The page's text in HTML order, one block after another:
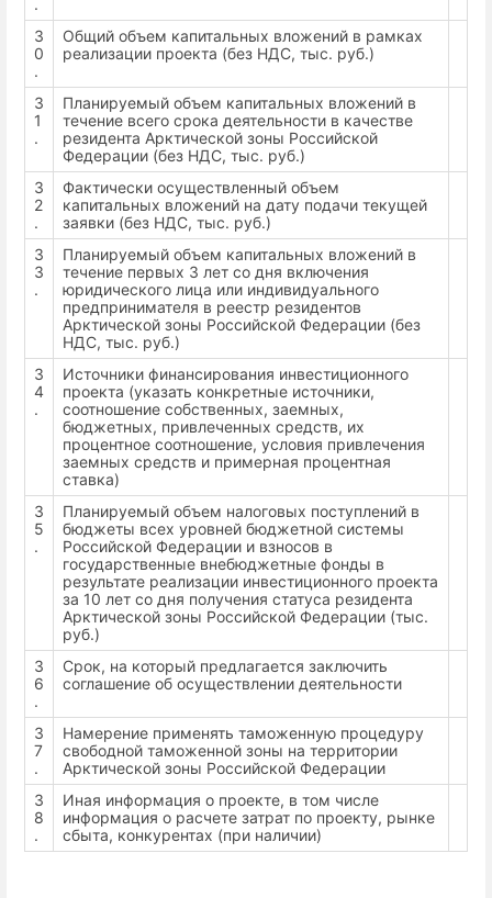
.
3
0
.
Общий объем капитальных вложений в рамках
реализации проекта (без НДС, тыс. руб.)
3
1
.
Планируемый объем капитальных вложений в
течение всего срока деятельности в качестве
резидента Арктической зоны Российской
Федерации (без НДС, тыс. руб.)
3
2
.
Фактически осуществленный объем
капитальных вложений на дату подачи текущей
заявки (без НДС, тыс. руб.)
3
3
.
Планируемый объем капитальных вложений в
течение первых 3 лет со дня включения
юридического лица или индивидуального
предпринимателя в реестр резидентов
Арктической зоны Российской Федерации (без
НДС, тыс. руб.)
3
4
.
Источники финансирования инвестиционного
проекта (указать конкретные источники,
соотношение собственных, заемных,
бюджетных, привлеченных средств, их
процентное соотношение, условия привлечения
заемных средств и примерная процентная
ставка)
3
5
.
Планируемый объем налоговых поступлений в
бюджеты всех уровней бюджетной системы
Российской Федерации и взносов в
государственные внебюджетные фонды в
результате реализации инвестиционного проекта
за 10 лет со дня получения статуса резидента
Арктической зоны Российской Федерации (тыс.
руб.)
3
6
.
Срок, на который предлагается заключить
соглашение об осуществлении деятельности
3
7
.
Намерение применять таможенную процедуру
свободной таможенной зоны на территории
Арктической зоны Российской Федерации
3
8
.
Иная информация о проекте, в том числе
информация о расчете затрат по проекту, рынке
сбыта, конкурентах (при наличии)